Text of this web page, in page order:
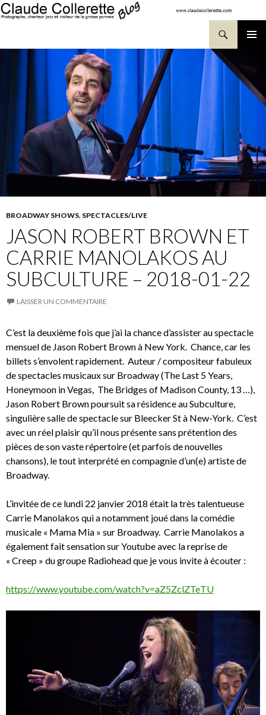
BROADWAY SHOWS, SPECTACLES/LIVE
JASON ROBERT BROWN ET
CARRIE MANOLAKOS AU
SUBCULTURE – 2018-01-22
LAISSER UN COMMENTAIRE
C’est la deuxième fois que j’ai la chance d’assister au spectacle
mensuel de Jason Robert Brown à New York. Chance, car les
billets s’envolent rapidement. Auteur / compositeur fabuleux
de spectacles musicaux sur Broadway (The Last 5 Years,
Honeymoon in Vegas, The Bridges of Madison County, 13 …),
Jason Robert Brown poursuit sa résidence au Subculture,
singulière salle de spectacle sur Bleecker St à New-York. C’est
avec un réel plaisir qu’il nous présente sans prétention des
pièces de son vaste répertoire (et parfois de nouvelles
chansons), le tout interprété en compagnie d’un(e) artiste de
Broadway.
L’invitée de ce lundi 22 janvier 2018 était la très talentueuse
Carrie Manolakos qui a notamment joué dans la comédie
musicale « Mama Mia » sur Broadway. Carrie Manolakos a
également fait sensation sur Youtube avec la reprise de
« Creep » du groupe Radiohead que je vous invite à écouter :
https://www.youtube.com/watch?v=aZ5ZclZTeTU